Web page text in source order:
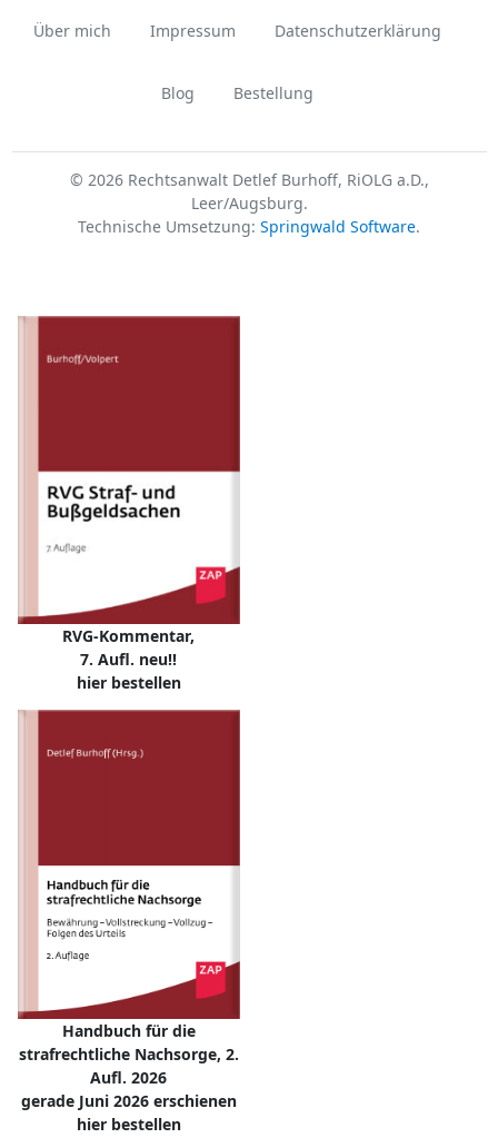
Über mich Impressum Datenschutzerklärung
Blog Bestellung
© 2026 Rechtsanwalt Detlef Burhoff, RiOLG a.D.,
Leer/Augsburg.
Technische Umsetzung: Springwald Software.
RVG-Kommentar,
7. Aufl. neu!!
hier bestellen
Handbuch für die
strafrechtliche Nachsorge, 2.
Aufl. 2026
gerade Juni 2026 erschienen
hier bestellen